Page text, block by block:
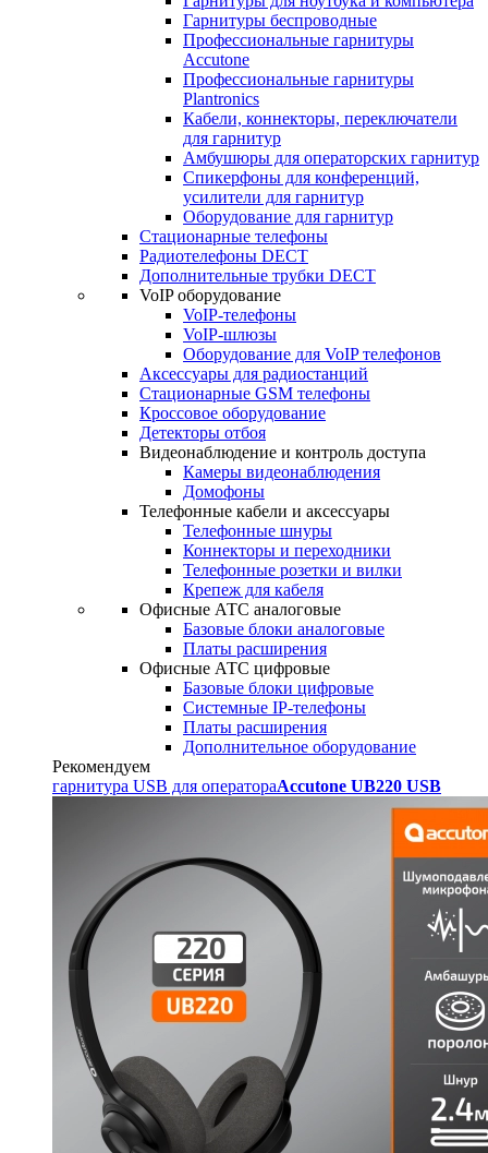
Гарнитуры беспроводные
Профессиональные гарнитуры
Accutone
Профессиональные гарнитуры
Plantronics
Кабели, коннекторы, переключатели
для гарнитур
Амбушюры для операторских гарнитур
Cпикерфоны для конференций,
усилители для гарнитур
Оборудование для гарнитур
Стационарные телефоны
Радиотелефоны DECT
Дополнительные трубки DECT
VoIP оборудование
VoIP-телефоны
VoIP-шлюзы
Оборудование для VoIP телефонов
Аксессуары для радиостанций
Стационарные GSM телефоны
Кроссовое оборудование
Детекторы отбоя
Видеонаблюдение и контроль доступа
Камеры видеонаблюдения
Домофоны
Телефонные кабели и аксессуары
Телефонные шнуры
Коннекторы и переходники
Телефонные розетки и вилки
Крепеж для кабеля
Офисные АТС аналоговые
Базовые блоки аналоговые
Платы расширения
Офисные АТС цифровые
Базовые блоки цифровые
Системные IP-телефоны
Платы расширения
Дополнительное оборудование
Рекомендуем
гарнитура USB для оператораAccutone UB220 USB